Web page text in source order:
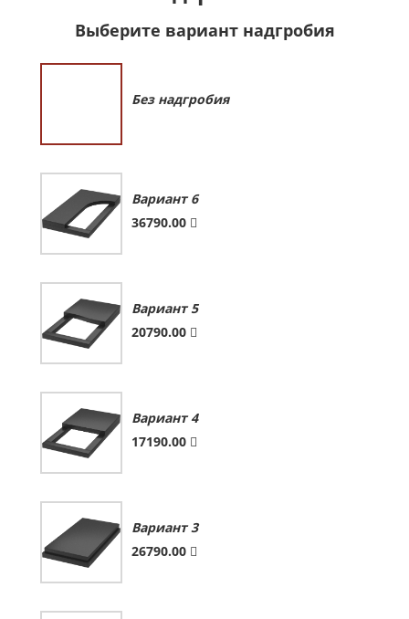
Выберите вариант надгробия
Без надгробия
Вариант 6
36790.00
Вариант 5
20790.00
Вариант 4
17190.00
Вариант 3
26790.00